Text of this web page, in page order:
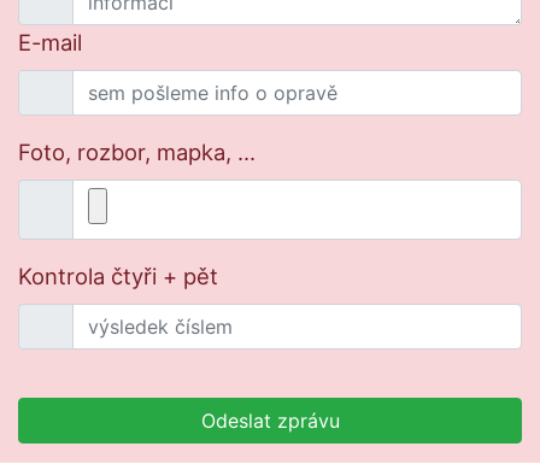
E-mail
Foto, rozbor, mapka, ...
Kontrola čtyři + pět
Odeslat zprávu